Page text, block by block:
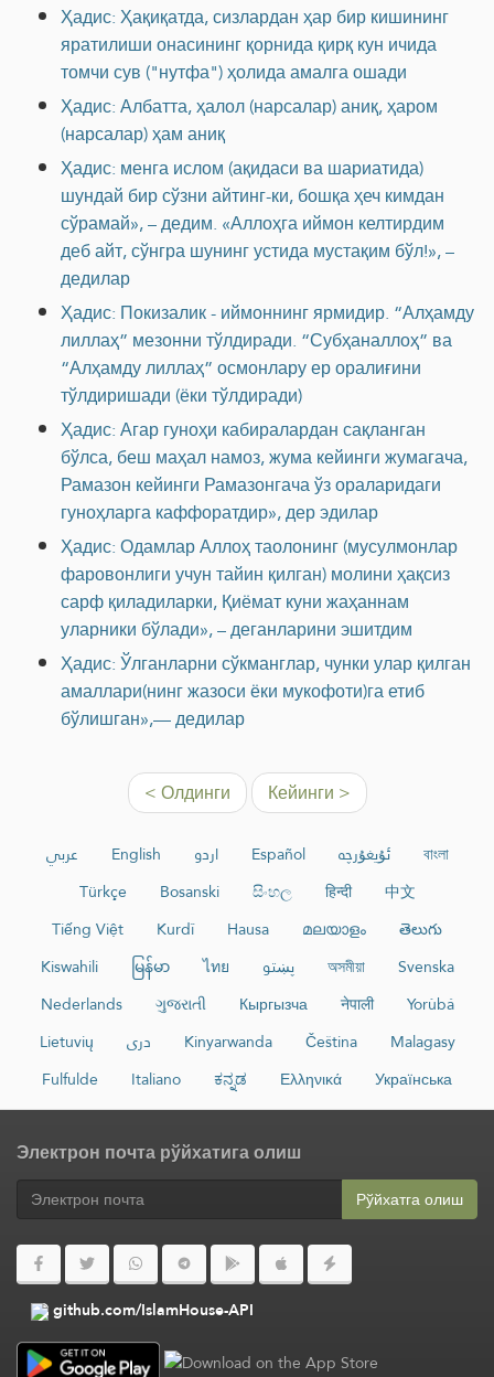
Ҳадис: Ҳақиқатда, сизлардан ҳар бир кишининг
яратилиши онасининг қорнида қирқ кун ичида
томчи сув ("нутфа") ҳолида амалга ошади
Ҳадис: Албатта, ҳалол (нарсалар) аниқ, ҳаром
(нарсалар) ҳам аниқ
Ҳадис: менга ислом (ақидаси ва шариатида)
шундай бир сўзни айтинг-ки, бошқа ҳеч кимдан
сўрамай», – дедим. «Аллоҳга иймон келтирдим
деб айт, сўнгра шунинг устида мустақим бўл!», –
дедилар
Ҳадис: Покизалик - иймоннинг ярмидир. “Алҳамду
лиллаҳ” мезонни тўлдиради. “Субҳаналлоҳ” ва
“Алҳамду лиллаҳ” осмонлару ер оралиғини
тўлдиришади (ёки тўлдиради)
Ҳадис: Агар гуноҳи кабиралардан сақланган
бўлса, беш маҳал намоз, жума кейинги жумагача,
Рамазон кейинги Рамазонгача ўз ораларидаги
гуноҳларга каффоратдир», дер эдилар
Ҳадис: Одамлар Аллоҳ таолонинг (мусулмонлар
фаровонлиги учун тайин қилган) молини ҳақсиз
сарф қиладиларки, Қиёмат куни жаҳаннам
уларники бўлади», – деганларини эшитдим
Ҳадис: Ўлганларни сўкманглар, чунки улар қилган
амаллари(нинг жазоси ёки мукофоти)га етиб
бўлишган»,— дедилар
< Олдинги Кейинги >
عربي English اردو Español ئۇيغۇرچە
বাংলা
Türkçe
Bosanski සිංහල हिन्दी
中文
Tiếng Việt
Kurdî Hausa മലയാളം
తెలుగు
Kiswahili
မြန်မာ ไทย پښتو অসমীয়া
Svenska
Nederlands
ગુજરાતી Кыргызча नेपाली
Yorùbá
Lietuvių
دری Kinyarwanda Čeština
Malagasy
Fulfulde
Italiano ಕನ್ನಡ Ελληνικά Українська
Электрон почта рўйхатига олиш
Рўйхатга олиш
github.com/IslamHouse-API